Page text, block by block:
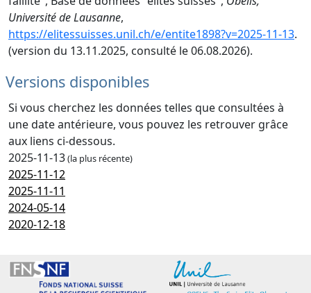
Université de Lausanne,
https://elitessuisses.unil.ch/e/entite1898?v=2025-11-13.
(version du 13.11.2025, consulté le 06.08.2026).
Versions disponibles
Si vous cherchez les données telles que consultées à
une date antérieure, vous pouvez les retrouver grâce
aux liens ci-dessous.
2025-11-13(la plus récente)
2025-11-12
2025-11-11
2024-05-14
2020-12-18